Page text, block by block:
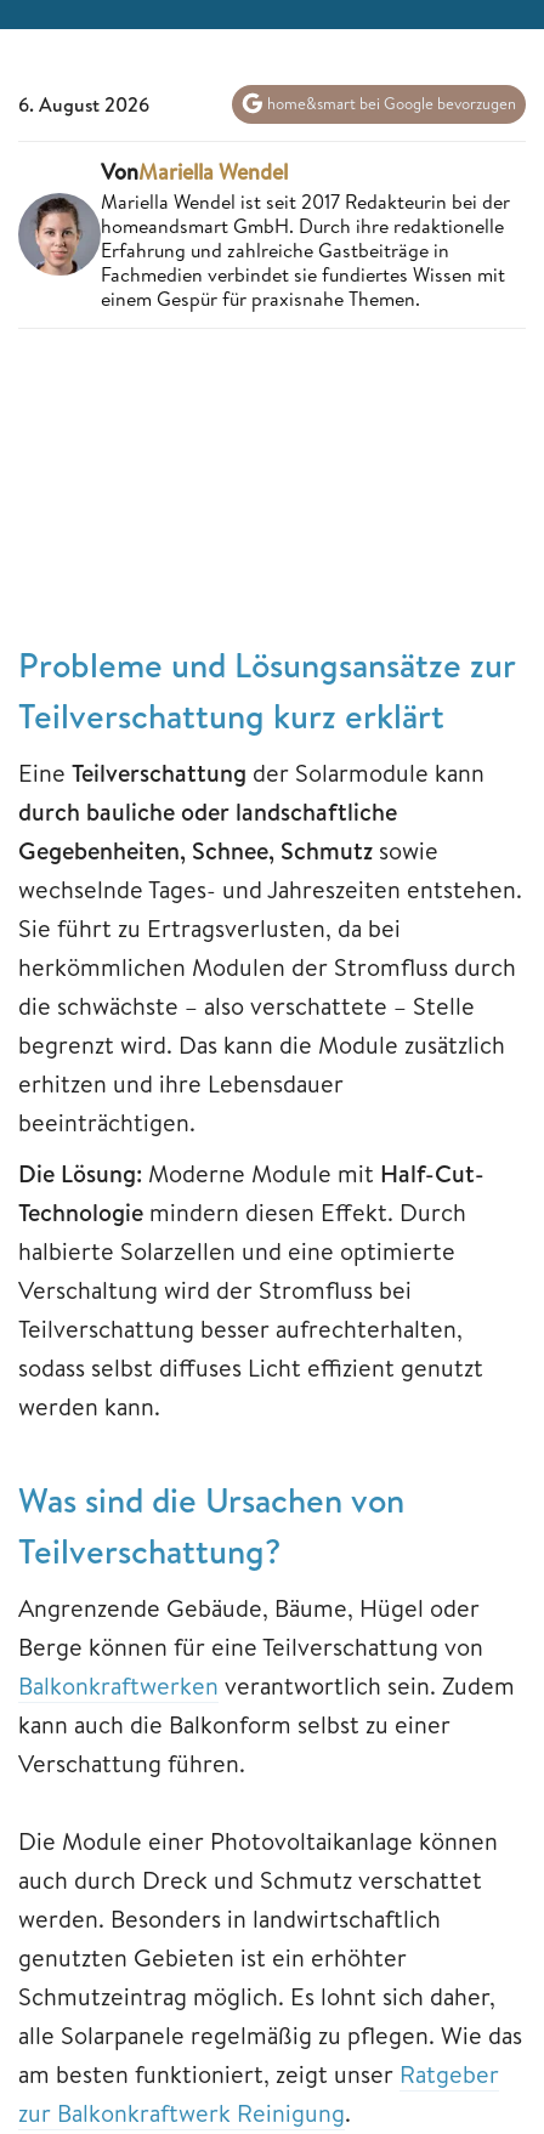
6. August 2026 home&smart bei Google bevorzugen
VonMariella Wendel
Mariella Wendel ist seit 2017 Redakteurin bei der
homeandsmart GmbH. Durch ihre redaktionelle
Erfahrung und zahlreiche Gastbeiträge in
Fachmedien verbindet sie fundiertes Wissen mit
einem Gespür für praxisnahe Themen.
Probleme und Lösungsansätze zur
Teilverschattung kurz erklärt
Eine Teilverschattung der Solarmodule kann
durch bauliche oder landschaftliche
Gegebenheiten, Schnee, Schmutz sowie
wechselnde Tages- und Jahreszeiten entstehen.
Sie führt zu Ertragsverlusten, da bei
herkömmlichen Modulen der Stromfluss durch
die schwächste – also verschattete – Stelle
begrenzt wird. Das kann die Module zusätzlich
erhitzen und ihre Lebensdauer
beeinträchtigen.
Die Lösung: Moderne Module mit Half-Cut-
Technologie mindern diesen Effekt. Durch
halbierte Solarzellen und eine optimierte
Verschaltung wird der Stromfluss bei
Teilverschattung besser aufrechterhalten,
sodass selbst diffuses Licht effizient genutzt
werden kann.
Was sind die Ursachen von
Teilverschattung?
Angrenzende Gebäude, Bäume, Hügel oder
Berge können für eine Teilverschattung von
Balkonkraftwerken verantwortlich sein. Zudem
kann auch die Balkonform selbst zu einer
Verschattung führen.
Die Module einer Photovoltaikanlage können
auch durch Dreck und Schmutz verschattet
werden. Besonders in landwirtschaftlich
genutzten Gebieten ist ein erhöhter
Schmutzeintrag möglich. Es lohnt sich daher,
alle Solarpanele regelmäßig zu pflegen. Wie das
am besten funktioniert, zeigt unser Ratgeber
zur Balkonkraftwerk Reinigung.